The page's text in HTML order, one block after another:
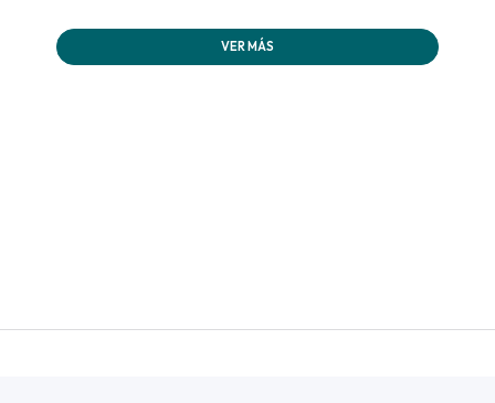
VER MÁS